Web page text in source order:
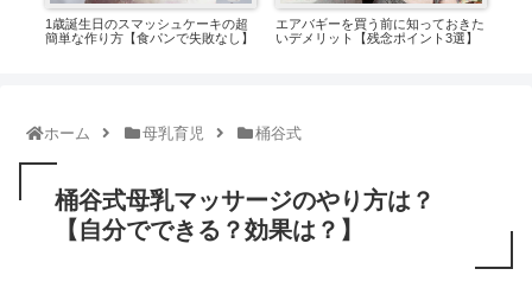
1歳誕生日のスマッシュケーキの超
簡単な作り方【食パンで失敗なし】
エアバギーを買う前に知っておきた
いデメリット【残念ポイント3選】
ホーム 母乳育児 桶谷式
桶谷式母乳マッサージのやり方は？
【自分でできる？効果は？】